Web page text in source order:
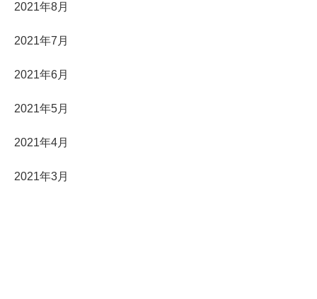
2021年8月
2021年7月
2021年6月
2021年5月
2021年4月
2021年3月